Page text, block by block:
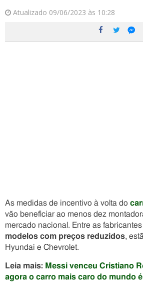
Atualizado 09/06/2023 às 10:28
Compartilhe
As medidas de incentivo à volta do
vão beneficiar ao menos dez
mercado nacional. Entre as
modelos com preços reduzidos,
Hyundai e Chevrolet.
Leia mais: Messi venceu Cristiano
agora o carro mais caro do mundo